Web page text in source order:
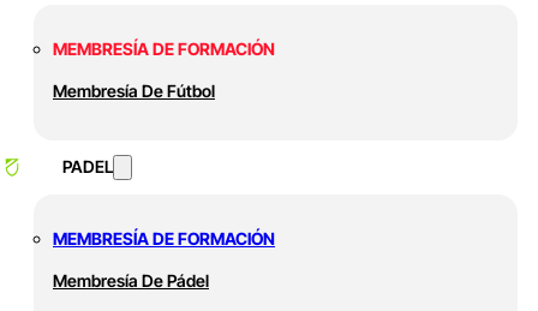
MEMBRESÍA DE FORMACIÓN
Membresía De Fútbol
PADEL
MEMBRESÍA DE FORMACIÓN
Membresía De Pádel